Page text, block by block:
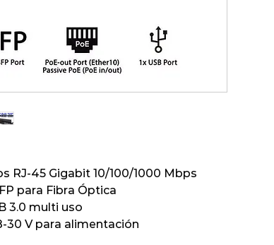
RJ-45 Gigabit 10/100/1000 Mbps
para Fibra Óptica
3.0 multi uso
30 V para alimentación